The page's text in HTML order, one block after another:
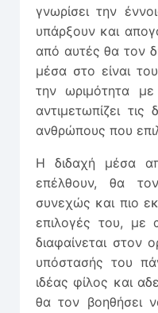
γνωρίσει την
υπάρξουν και
από αυτές θα τον
μέσα στο είναι
την ωριμότητα
αντιμετωπίζει
ανθρώπους που
Η διδαχή μέσα
επέλθουν, θα
συνεχώς και πιο
επιλογές του, με
διαφαίνεται στον
υπόστασής του
ιδέας φίλος και
θα τον βοηθήσει